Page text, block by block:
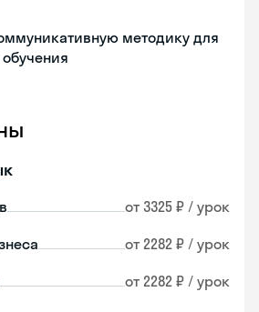
методику для
от 3325 ₽ / урок
от 2282 ₽ / урок
от 2282 ₽ / урок